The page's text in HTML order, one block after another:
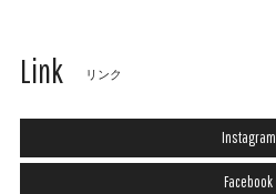
Link リンク
Instagram
Facebook